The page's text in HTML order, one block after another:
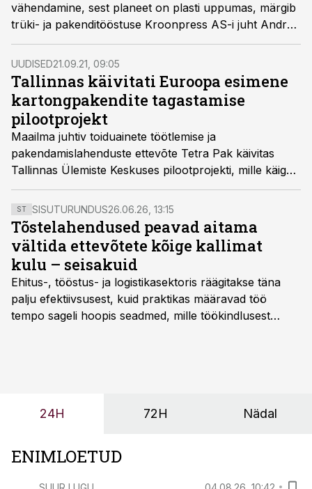
vähendamine, sest planeet on plasti uppumas, märgib
trüki- ja pakenditööstuse Kroonpress AS-i juht Andres
Kull Äripäeva Infopanga värskes valdkonna
aastaraportis.
UUDISED21.09.21, 09:05
Tallinnas käivitati Euroopa esimene
kartongpakendite tagastamise
pilootprojekt
Maailma juhtiv toiduainete töötlemise ja
pakendamislahenduste ettevõte Tetra Pak käivitas
Tallinnas Ülemiste Keskuses pilootprojekti, mille käigus
tutvustatakse tarbijatele uudset kartongpakendite
tagastussüsteemi. Tallinna pilootprojekt on esimene
omataoline Euroopas.
ST SISUTURUNDUS26.06.26, 13:15
Tõstelahendused peavad aitama
vältida ettevõtete kõige kallimat
kulu – seisakuid
Ehitus-, tööstus- ja logistikasektoris räägitakse täna
palju efektiivsusest, kuid praktikas määravad töö
tempo sageli hoopis seadmed, mille töökindlusest
24H 72H Nädal
ENIMLOETUD